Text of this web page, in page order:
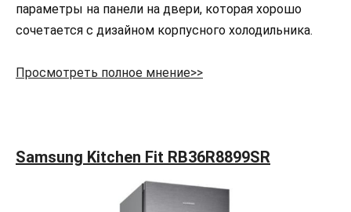
параметры на панели на двери, которая хорошо
сочетается с дизайном корпусного холодильника.
Просмотреть полное мнение>>
Samsung Kitchen Fit RB36R8899SR